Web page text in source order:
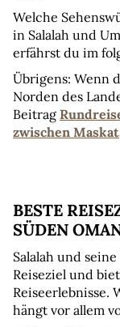
Welche
in Salalah und
erfährst du im
Übrigens: Wenn
Norden des
Beitrag
zwischen
BESTE
SÜDEN
Salalah und
Reiseziel und
Reiseerlebnisse.
hängt vor allem